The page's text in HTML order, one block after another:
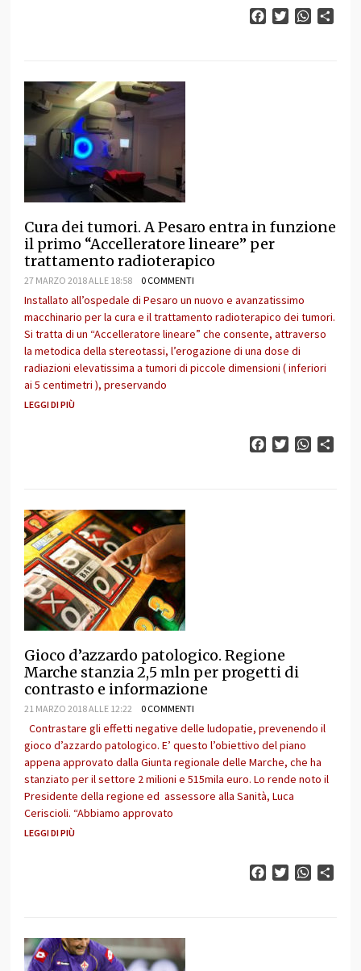
FacebookTwitter
Cura dei tumori. A Pesaro entra in funzione
il primo “Accelleratore lineare” per
trattamento radioterapico
27 MARZO 2018 ALLE 18:58 0 COMMENTI
Installato all’ospedale di Pesaro un nuovo e avanzatissimo
macchinario per la cura e il trattamento radioterapico dei tumori.
Si tratta di un “Accelleratore lineare” che consente, attraverso
la metodica della stereotassi, l’erogazione di una dose di
radiazioni elevatissima a tumori di piccole dimensioni ( inferiori
ai 5 centimetri ), preservando
LEGGI DI PIÙ
FacebookTwitter
Gioco d’azzardo patologico. Regione
Marche stanzia 2,5 mln per progetti di
contrasto e informazione
21 MARZO 2018 ALLE 12:22 0 COMMENTI
Contrastare gli effetti negative delle ludopatie, prevenendo il
gioco d’azzardo patologico. E’ questo l’obiettivo del piano
appena approvato dalla Giunta regionale delle Marche, che ha
stanziato per il settore 2 milioni e 515mila euro. Lo rende noto il
Presidente della regione ed assessore alla Sanità, Luca
Ceriscioli. “Abbiamo approvato
LEGGI DI PIÙ
FacebookTwitter